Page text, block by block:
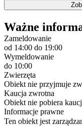
Ważne
Zameldowanie
od 14:00 do 19:00
Wymeldowanie
do 10:00
Zwierzęta
Obiekt nie przyjmuje
Kaucja zwrotna
Obiekt nie pobiera
Informacje prawne
Ten obiekt jest